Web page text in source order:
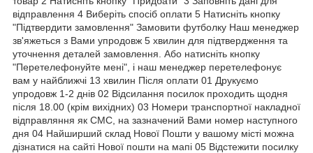
відправлення 4 Виберіть спосіб оплати 5 Натисніть кнопку
"Підтвердити замовлення" Замовити футболку Наш менеджер
зв'яжеться з Вами упродовж 5 хвилин для підтвердження та
уточнення деталей замовлення. Або натисніть кнопку
"Перетелефонуйте мені", і наш менеджер перетелефонує
вам у найближчі 13 хвилин Після оплати 01 Друкуємо
упродовж 1-2 днів 02 Відсилання посилок проходить щодня
після 18.00 (крім вихідних) 03 Номери транспортної накладної
відправляння як СМС, на зазначений Вами номер наступного
дня 04 Найширший склад Нової Пошти у вашому місті можна
дізнатися на сайті Нової пошти на мапі 05 Відстежити посилку